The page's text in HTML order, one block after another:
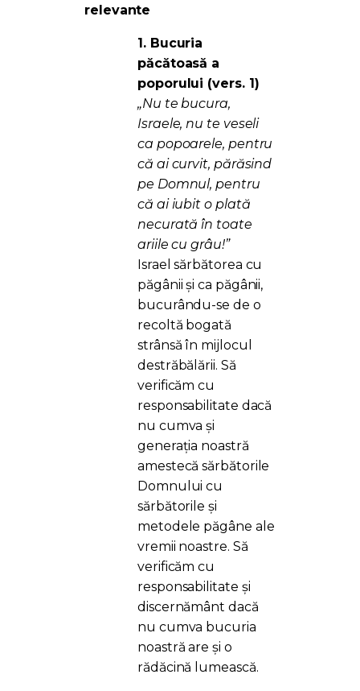
relevante
1. Bucuria
păcătoasă a
poporului (vers. 1)
„Nu te bucura,
Israele, nu te veseli
ca popoarele, pentru
că ai curvit, părăsind
pe Domnul, pentru
că ai iubit o plată
necurată în toate
ariile cu grâu!”
Israel sărbătorea cu
păgânii și ca păgânii,
bucurându-se de o
recoltă bogată
strânsă în mijlocul
destrăbălării. Să
verificăm cu
responsabilitate dacă
nu cumva și
generația noastră
amestecă sărbătorile
Domnului cu
sărbătorile și
metodele păgâne ale
vremii noastre. Să
verificăm cu
responsabilitate și
discernământ dacă
nu cumva bucuria
noastră are și o
rădăcină lumească.